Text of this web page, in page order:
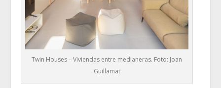
Twin Houses – Viviendas entre medianeras. Foto: Joan
Guillamat